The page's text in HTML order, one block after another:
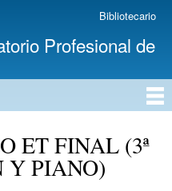
Bibliotecario
Profesional de
ET FINAL (3ª
Y PIANO)